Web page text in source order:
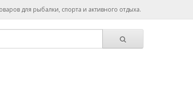
для рыбалки, спорта и активного отдыха.